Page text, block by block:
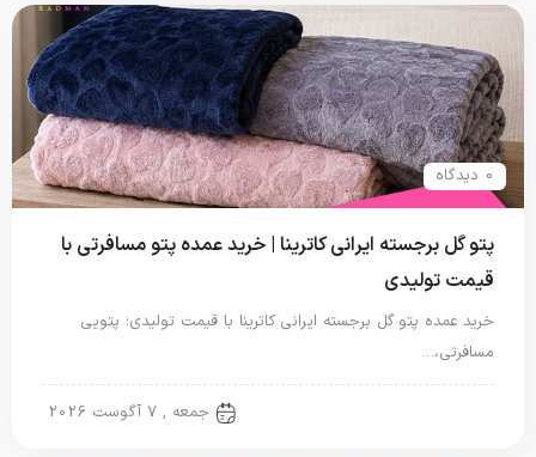
0 دیدگاه
پتو گل برجسته ایرانی کاترینا | خرید عمده پتو مسافرتی با
قیمت تولیدی
خرید عمده پتو گل برجسته ایرانی کاترینا با قیمت تولیدی؛ پتویی
مسافرتی،…
جمعه , 7 آگوست 2026